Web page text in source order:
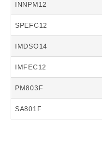
INNPM12
SPEFC12
IMDSO14
IMFEC12
PM803F
SA801F